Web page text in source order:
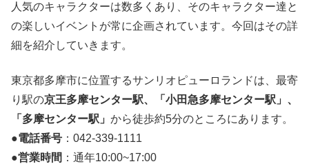
人気のキャラクターは数多くあり、そのキャラクター達と
の楽しいイベントが常に企画されています。今回はその詳
細を紹介していきます。
東京都多摩市に位置するサンリオピューロランドは、最寄
り駅の京王多摩センター駅、「小田急多摩センター駅」、
「多摩センター駅」 から徒歩約5分のところにあります。
●電話番号 ：042-339-1111
●営業時間 ：通年10:00~17:00